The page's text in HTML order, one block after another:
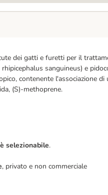
dei gatti e furetti per il
sanguineus) e
contenente l'associazione
(S)-methoprene.
selezionabile.
, privato e non commerciale